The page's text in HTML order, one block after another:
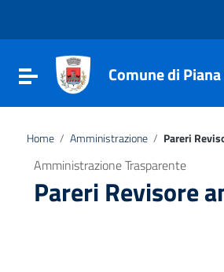
Vai al footer
Attiva / disattiva la navigazione
Comune di
Home / Amministrazione / Pareri
Amministrazione Trasparente
Pareri Revisore